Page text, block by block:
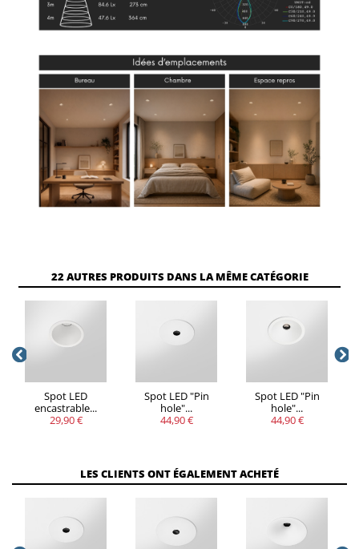
22 AUTRES PRODUITS DANS LA MÊME CATÉGORIE
Spot LED
encastrable...
29,90 €
Spot LED "Pin
hole"...
44,90 €
Spot LED "Pin
hole"...
44,90 €
LES CLIENTS ONT ÉGALEMENT ACHETÉ